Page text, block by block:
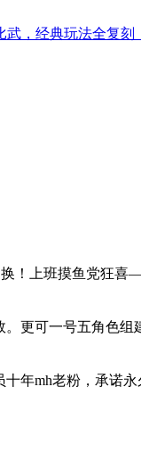
武，经典玩法全复刻
！上班摸鱼党狂
更可一号五角色组
年mh老粉，承